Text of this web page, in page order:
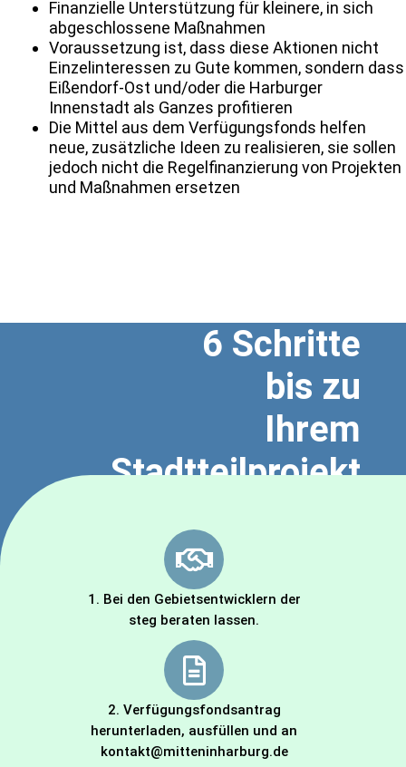
Finanzielle Unterstützung für kleinere, in sich
abgeschlossene Maßnahmen
Voraussetzung ist, dass diese Aktionen nicht
Einzelinteressen zu Gute kommen, sondern dass
Eißendorf-Ost und/oder die Harburger
Innenstadt als Ganzes profitieren
Die Mittel aus dem Verfügungsfonds helfen
neue, zusätzliche Ideen zu realisieren, sie sollen
jedoch nicht die Regelfinanzierung von Projekten
und Maßnahmen ersetzen
6 Schritte
bis zu
Ihrem
Stadtteilprojekt
1. Bei den Gebietsentwicklern der
steg beraten lassen.
2. Verfügungsfondsantrag
herunterladen, ausfüllen und an
kontakt@mitteninharburg.de